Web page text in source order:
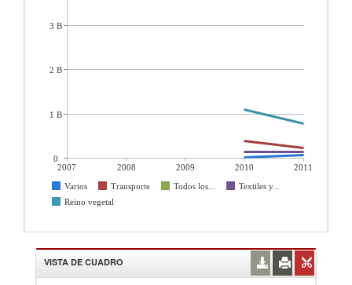
2007 2008 2009 2010
2011
Varios
Transporte Todos los...
Textiles y...
Reino vegetal
3 B
2 B
1 B
0
VISTA DE CUADRO